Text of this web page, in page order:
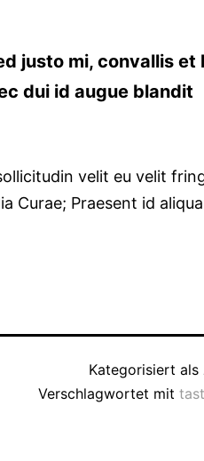
justo mi, convallis et
dui id augue blandit
velit eu velit
Curae; Praesent id
Kategorisiert als
Verschlagwortet mit